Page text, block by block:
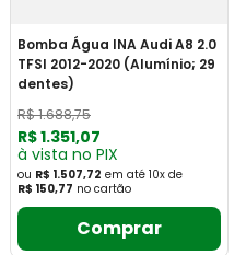
Bomba Água INA Audi A8 2.0
TFSI 2012-2020 (Alumínio; 29
dentes)
R$1.688,75
R$1.351,07
à vista no PIX
ou R$ 1.507,72 em até 10x de
R$ 150,77 no cartão
Comprar